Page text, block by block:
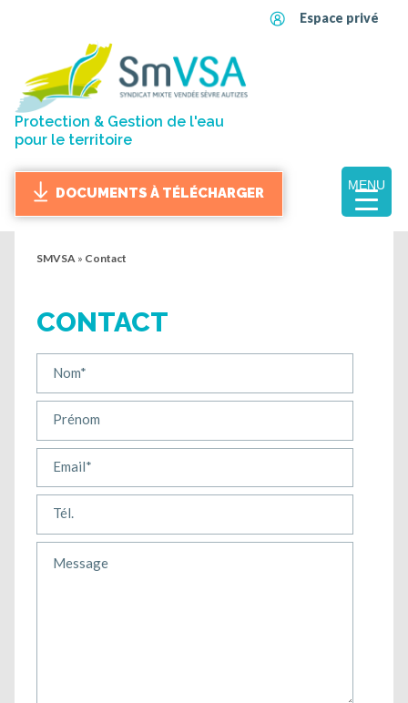
Espace privé
Protection & Gestion de l'eau
pour le territoire
DOCUMENTS À TÉLÉCHARGER
MENU
SMVSA » Contact
CONTACT